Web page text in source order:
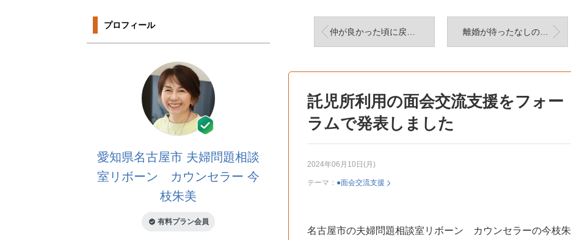
仲が良かった頃に戻らなくていいんです！
託児所利用の面会交流支援をフォー
ラムで発表しました
2024年06月10日(月)
テーマ： ●面会交流支援
名古屋市の夫婦問題相談室リボーン カウンセラーの今枝朱
プロフィール
愛知県名古屋市 夫婦問題相談
室リボーン カウンセラー 今
枝朱美
有料プラン会員